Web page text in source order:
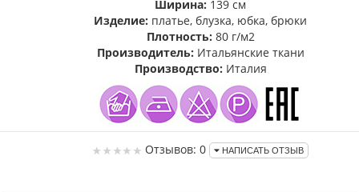
Ширина: 139 см
Изделие: платье, блузка, юбка, брюки
Плотность: 80 г/м2
Производитель: Итальянские ткани
Производство: Италия
Отзывов: 0 НАПИСАТЬ ОТЗЫВ